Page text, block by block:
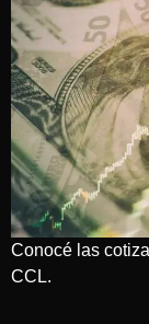
Conocé las
CCL.